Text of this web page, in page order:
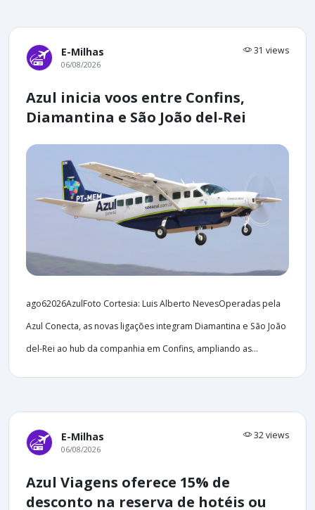
E-Milhas 31 views
06/08/2026
Azul inicia voos entre Confins,
Diamantina e São João del-Rei
ago62026AzulFoto Cortesia: Luis Alberto NevesOperadas pela
Azul Conecta, as novas ligações integram Diamantina e São João
del-Rei ao hub da companhia em Confins, ampliando as...
E-Milhas 32 views
06/08/2026
Azul Viagens oferece 15% de
desconto na reserva de hotéis ou